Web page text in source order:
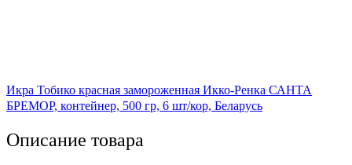
Икра Тобико красная замороженная Икко-Ренка САНТА
БРЕМОР, контейнер, 500 гр, 6 шт/кор, Беларусь
Описание товара